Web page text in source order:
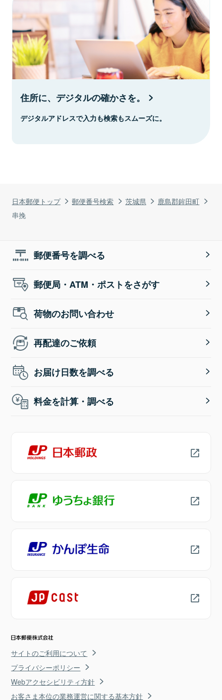
日本郵便トップ 郵便番号検索 茨城県
鹿島郡鉾田町
串挽
住所に、デジタルの確かさを。
デジタルアドレスで入力も検索もスムーズに。
郵便番号を調べる
郵便局・ATM・ポストをさがす
荷物のお問い合わせ
再配達のご依頼
お届け日数を調べる
料金を計算・調べる
サイトのご利用について
プライバシーポリシー
Webアクセシビリティ方針
お客さま本位の業務運営に関する基本方針